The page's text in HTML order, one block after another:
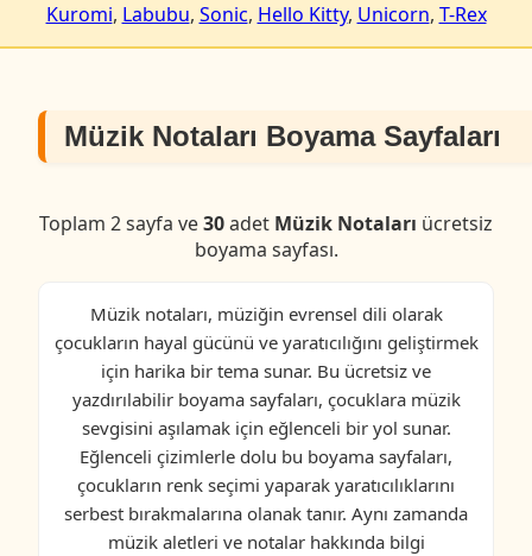
Kuromi, Labubu, Sonic, Hello Kitty, Unicorn, T-Rex
Müzik Notaları Boyama Sayfaları
Toplam 2 sayfa ve30adet Müzik Notaları ücretsiz
boyama sayfası.
Müzik notaları, müziğin evrensel dili olarak
çocukların hayal gücünü ve yaratıcılığını geliştirmek
için harika bir tema sunar. Bu ücretsiz ve
yazdırılabilir boyama sayfaları, çocuklara müzik
sevgisini aşılamak için eğlenceli bir yol sunar.
Eğlenceli çizimlerle dolu bu boyama sayfaları,
çocukların renk seçimi yaparak yaratıcılıklarını
serbest bırakmalarına olanak tanır. Aynı zamanda
müzik aletleri ve notalar hakkında bilgi